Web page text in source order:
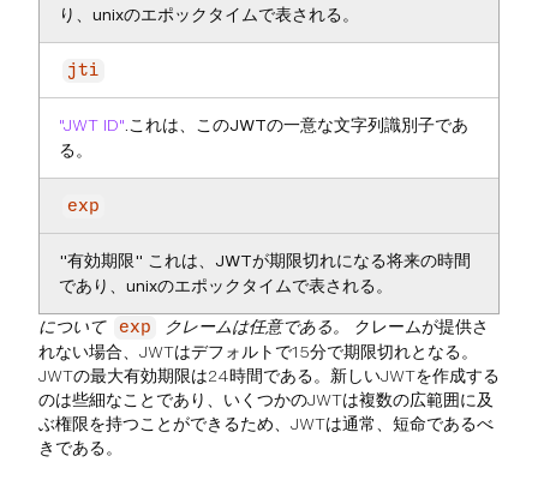
り、unixのエポックタイムで表される。
jti
"JWT ID" .これは、このJWTの一意な文字列識別子であ
る。
exp
"有効期限" これは、JWTが期限切れになる将来の時間
であり、unixのエポックタイムで表される。
について exp クレームは任意である。
クレームが提供さ
れない場合、JWTはデフォルトで15分で期限切れとなる。
JWTの最大有効期限は24時間である。新しいJWTを作成する
のは些細なことであり、いくつかのJWTは複数の広範囲に及
ぶ権限を持つことができるため、JWTは通常、短命であるべ
きである。